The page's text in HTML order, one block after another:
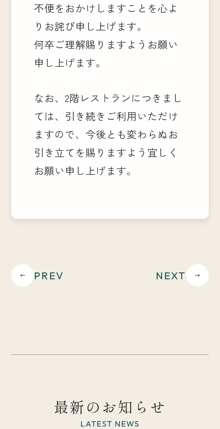
不便をおかけしますことを心よ
りお詫び申し上げます。
何卒ご理解賜りますようお願い
申し上げます。
なお、2階レストランにつきまし
ては、引き続きご利用いただけ
ますので、今後とも変わらぬお
引き立てを賜りますよう宜しく
お願い申し上げます。
PREV NEXT
最新のお知らせ
LATEST NEWS